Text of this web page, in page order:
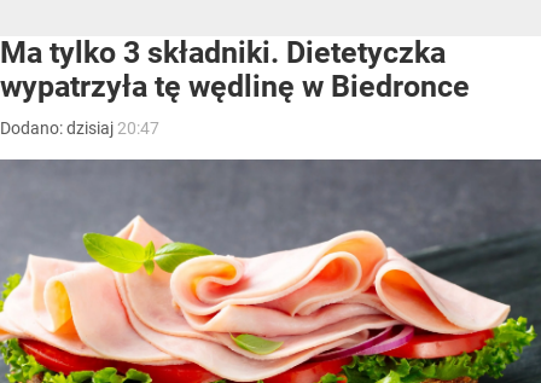
Ma tylko 3 składniki. Dietetyczka
wypatrzyła tę wędlinę w Biedronce
Dodano:dzisiaj 20:47